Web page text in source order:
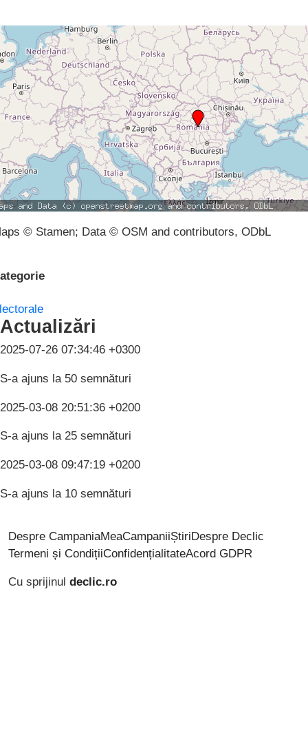
© Stamen; Data © OSM and contributors, ODbL
Actualizări
2025-07-26 07:34:46 +0300
S-a ajuns la 50 semnături
2025-03-08 20:51:36 +0200
S-a ajuns la 25 semnături
2025-03-08 09:47:19 +0200
S-a ajuns la 10 semnături
Despre CampaniaMeaCampaniiȘtiri Despre Declic
Termeni și CondițiiConfidențialitateAcord GDPR
Cu sprijinul declic.ro